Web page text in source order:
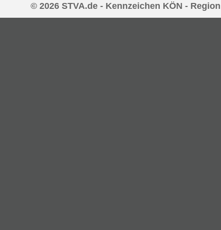
© 2026 STVA.de - Kennzeichen KÖN -